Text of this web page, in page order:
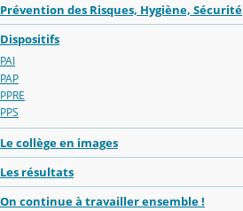
Prévention des Risques, Hygiène, Sécurité
Dispositifs
PAI
PAP
PPRE
PPS
Le collège en images
Les résultats
On continue à travailler ensemble !